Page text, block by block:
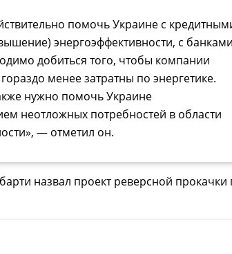
помочь Украине с
энергоэффективности, с банками
добиться того, чтобы компании
менее затратны по энергетике.
нужно помочь Украине
неотложных потребностей в области
— отметил он.
назвал проект реверсной прокачки